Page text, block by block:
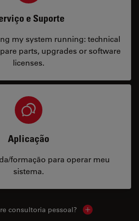
e Suporte
my system running: technical
parts, upgrades or software
licenses.
Aplicação
formação para operar meu
sistema.
consultoria pessoal? Show local